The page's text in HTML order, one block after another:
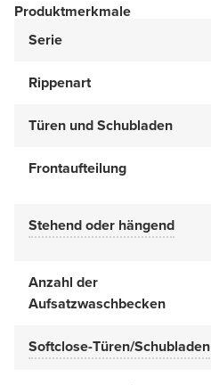
Produktmerkmale
Serie
Rippenart
Türen und Schubladen
Frontaufteilung
Stehend oder hängend
Anzahl der
Aufsatzwaschbecken
Softclose-Türen/Schubladen